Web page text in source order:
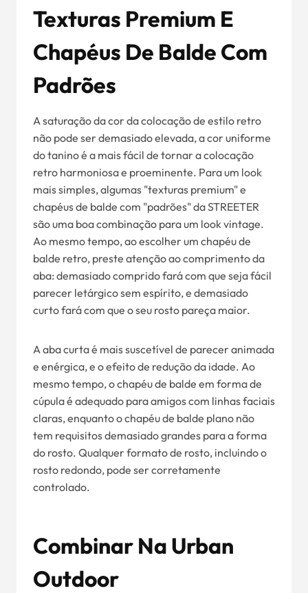
Texturas Premium E
Chapéus De Balde Com
Padrões
A saturação da cor da colocação de estilo retro
não pode ser demasiado elevada, a cor uniforme
do tanino é a mais fácil de tornar a colocação
retro harmoniosa e proeminente. Para um look
mais simples, algumas "texturas premium" e
chapéus de balde com "padrões" da STREETER
são uma boa combinação para um look vintage.
Ao mesmo tempo, ao escolher um chapéu de
balde retro, preste atenção ao comprimento da
aba: demasiado comprido fará com que seja fácil
parecer letárgico sem espírito, e demasiado
curto fará com que o seu rosto pareça maior.
A aba curta é mais suscetível de parecer animada
e enérgica, e o efeito de redução da idade. Ao
mesmo tempo, o chapéu de balde em forma de
cúpula é adequado para amigos com linhas faciais
claras, enquanto o chapéu de balde plano não
tem requisitos demasiado grandes para a forma
do rosto. Qualquer formato de rosto, incluindo o
rosto redondo, pode ser corretamente
controlado.
Combinar Na Urban
Outdoor